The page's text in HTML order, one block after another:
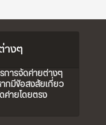
างๆ
การจัดค่ายต่างๆ
กมีข้อสงสัยเกี่ยว
ค่ายโดยตรง